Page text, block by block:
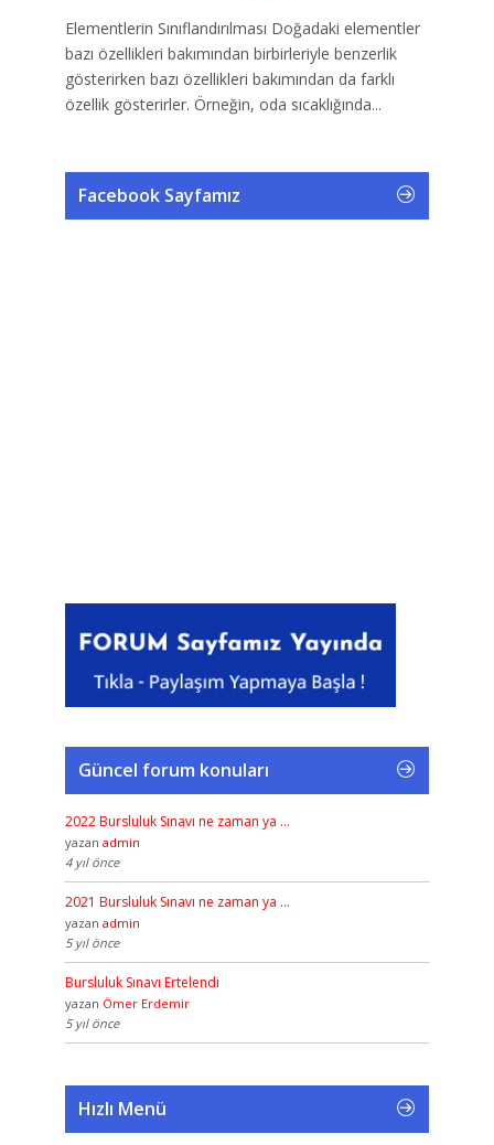
Elementlerin Sınıflandırılması Doğadaki elementler
bazı özellikleri bakımından birbirleriyle benzerlik
gösterirken bazı özellikleri bakımından da farklı
özellik gösterirler. Örneğin, oda sıcaklığında...
Facebook Sayfamız
Güncel forum konuları
2022 Bursluluk Sınavı ne zaman ya …
yazan admin
4 yıl önce
2021 Bursluluk Sınavı ne zaman ya …
yazan admin
5 yıl önce
Bursluluk Sınavı Ertelendi
yazan Ömer Erdemir
5 yıl önce
Hızlı Menü